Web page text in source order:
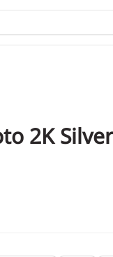
2K